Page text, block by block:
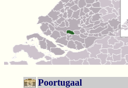
Poortugaal